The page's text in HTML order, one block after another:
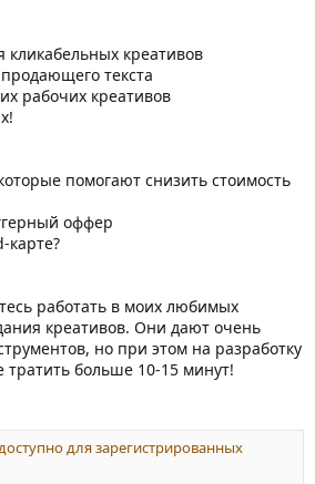
креативов
текста
рабочих креативов
помогают снизить стоимость
оффер
карте?
работать в моих любимых
креативов. Они дают очень
но при этом на разработку
тратить больше 10-15 минут!
для зарегистрированных